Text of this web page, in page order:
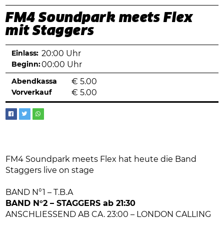
FM4 Soundpark meets Flex
mit Staggers
Einlass: 20:00 Uhr
Beginn:00:00 Uhr
Abendkassa € 5.00
Vorverkauf € 5.00
FM4 Soundpark meets Flex hat heute die Band
Staggers live on stage
BAND N°1 – T.B.A
BAND N°2 – STAGGERS ab 21:30
ANSCHLIESSEND AB CA. 23:00 – LONDON CALLING